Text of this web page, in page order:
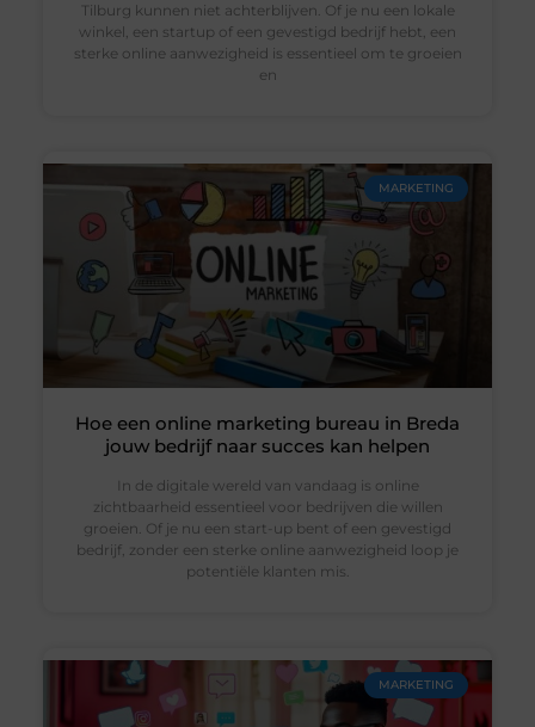
Tilburg kunnen niet achterblijven. Of je nu een lokale
winkel, een startup of een gevestigd bedrijf hebt, een
sterke online aanwezigheid is essentieel om te groeien
en
MARKETING
Hoe een online marketing bureau in Breda
jouw bedrijf naar succes kan helpen
In de digitale wereld van vandaag is online
zichtbaarheid essentieel voor bedrijven die willen
groeien. Of je nu een start-up bent of een gevestigd
bedrijf, zonder een sterke online aanwezigheid loop je
potentiële klanten mis.
MARKETING